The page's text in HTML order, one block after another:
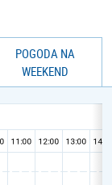
POGODA NA
WEEKEND